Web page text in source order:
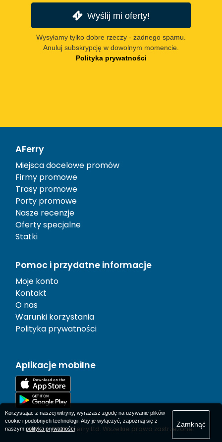
Wyślij mi oferty!
Wysyłamy tylko dobre rzeczy - żadnego spamu.
Anuluj subskrypcję w dowolnym momencie.
Polityka prywatności
AFerry
Miejsca docelowe promów
Firmy promowe
Trasy promowe
Porty promowe
Nasze recenzje
Oferty specjalne
Statki
Pomoc i przydatne informacje
Moje konto
Kontakt
O nas
Warunki korzystania
Polityka prywatności
Aplikacje mobilne
© 1977-2026AFerry Ltd. Wszelkie prawa zastrzeżone.
Korzystając z naszej witryny, wyrażasz zgodę na używanie plików
cookie i podobnych technologii. Aby je wyłączyć, zapoznaj się z
naszym polityka prywatności.
Zamknąć